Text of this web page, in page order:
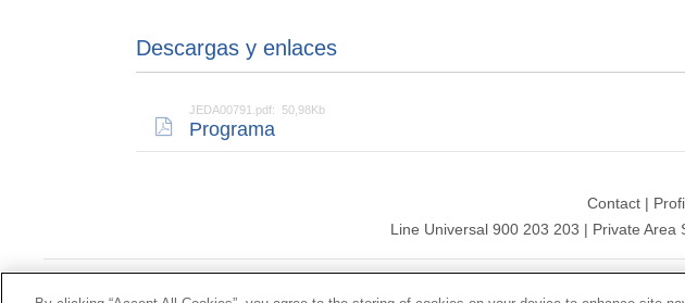
Descargas y enlaces
JEDA00791.pdf: 50,98Kb
Programa
Contact |
Line Universal 900 203 203 | Private Area